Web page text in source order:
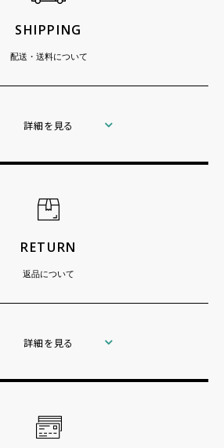
SHIPPING
配送・送料について
詳細を見る
RETURN
返品について
詳細を見る